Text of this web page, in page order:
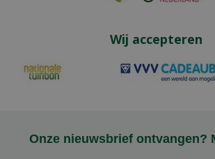
Wij accepteren
Onze nieuwsbrief ontvangen?